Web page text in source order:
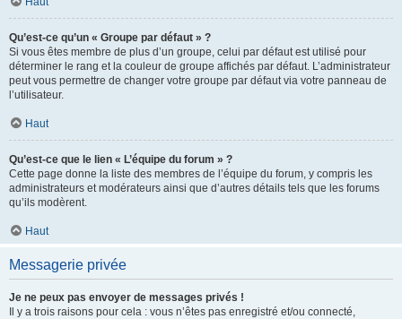
Qu’est-ce qu’un « Groupe par défaut » ?
Si vous êtes membre de plus d’un groupe, celui par défaut est utilisé pour
déterminer le rang et la couleur de groupe affichés par défaut. L’administrateur
peut vous permettre de changer votre groupe par défaut via votre panneau de
l’utilisateur.
Haut
Qu’est-ce que le lien « L’équipe du forum » ?
Cette page donne la liste des membres de l’équipe du forum, y compris les
administrateurs et modérateurs ainsi que d’autres détails tels que les forums
qu’ils modèrent.
Haut
Messagerie privée
Je ne peux pas envoyer de messages privés !
Il y a trois raisons pour cela : vous n’êtes pas enregistré et/ou connecté,